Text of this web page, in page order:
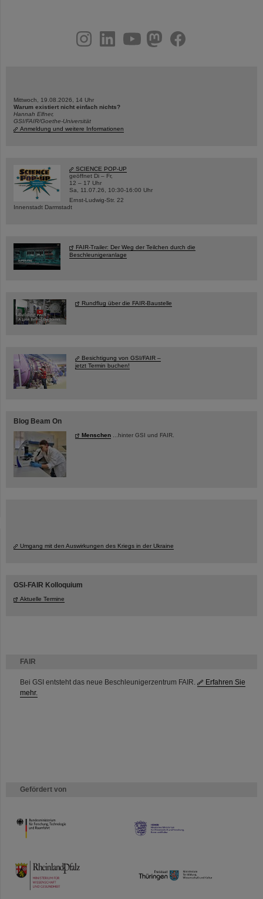
FAIR
Bei GSI entsteht das neue Beschleunigerzentrum FAIR.
Erfahren Sie
mehr.
Gefördert von
HMWK
TMWWDG
youtubehelmholtz.socialfacebook
Mittwoch, 19.08.2026, 14 Uhr
Warum existiert nicht einfach nichts?
Hannah Elfner,
GSI/FAIR/Goethe-Universität
Anmeldung und weitere Informationen
SCIENCE POP-UP
geöffnet Di – Fr,
12 – 17 Uhr
Sa, 11.07.26, 10:30-16:00 Uhr
Ernst-Ludwig-Str. 22
Innenstadt Darmstadt
FAIR-Trailer: Der Weg der Teilchen durch die
Beschleunigeranlage
Rundflug über die FAIR-Baustelle
Besichtigung von GSI/FAIR –
jetzt Termin buchen!
Blog Beam On
Menschen ...hinter GSI und FAIR.
Umgang mit den Auswirkungen des Kriegs in der Ukraine
GSI-FAIR Kolloquium
Aktuelle Termine